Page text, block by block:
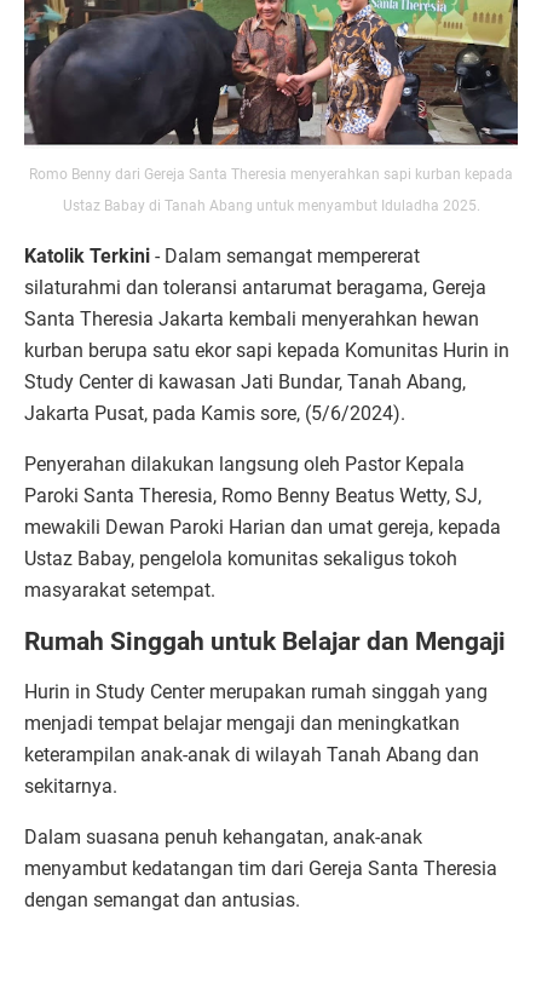
Romo Benny dari Gereja Santa Theresia menyerahkan sapi kurban kepada
Ustaz Babay di Tanah Abang untuk menyambut Iduladha 2025.
Katolik Terkini - Dalam semangat mempererat
silaturahmi dan toleransi antarumat beragama, Gereja
Santa Theresia Jakarta kembali menyerahkan hewan
kurban berupa satu ekor sapi kepada Komunitas Hurin in
Study Center di kawasan Jati Bundar, Tanah Abang,
Jakarta Pusat, pada Kamis sore, (5/6/2024).
Penyerahan dilakukan langsung oleh Pastor Kepala
Paroki Santa Theresia, Romo Benny Beatus Wetty, SJ,
mewakili Dewan Paroki Harian dan umat gereja, kepada
Ustaz Babay, pengelola komunitas sekaligus tokoh
masyarakat setempat.
Rumah Singgah untuk Belajar dan Mengaji
Hurin in Study Center merupakan rumah singgah yang
menjadi tempat belajar mengaji dan meningkatkan
keterampilan anak-anak di wilayah Tanah Abang dan
sekitarnya.
Dalam suasana penuh kehangatan, anak-anak
menyambut kedatangan tim dari Gereja Santa Theresia
dengan semangat dan antusias.